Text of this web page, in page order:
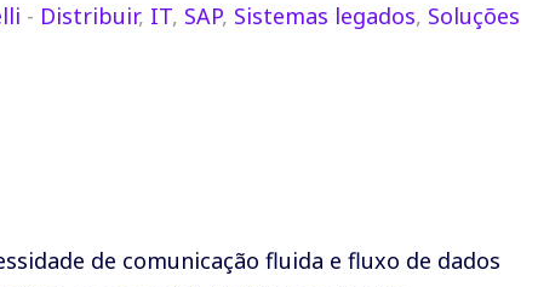
- Distribuir, IT, SAP, Sistemas legados, Soluções
de comunicação fluida e fluxo de dados